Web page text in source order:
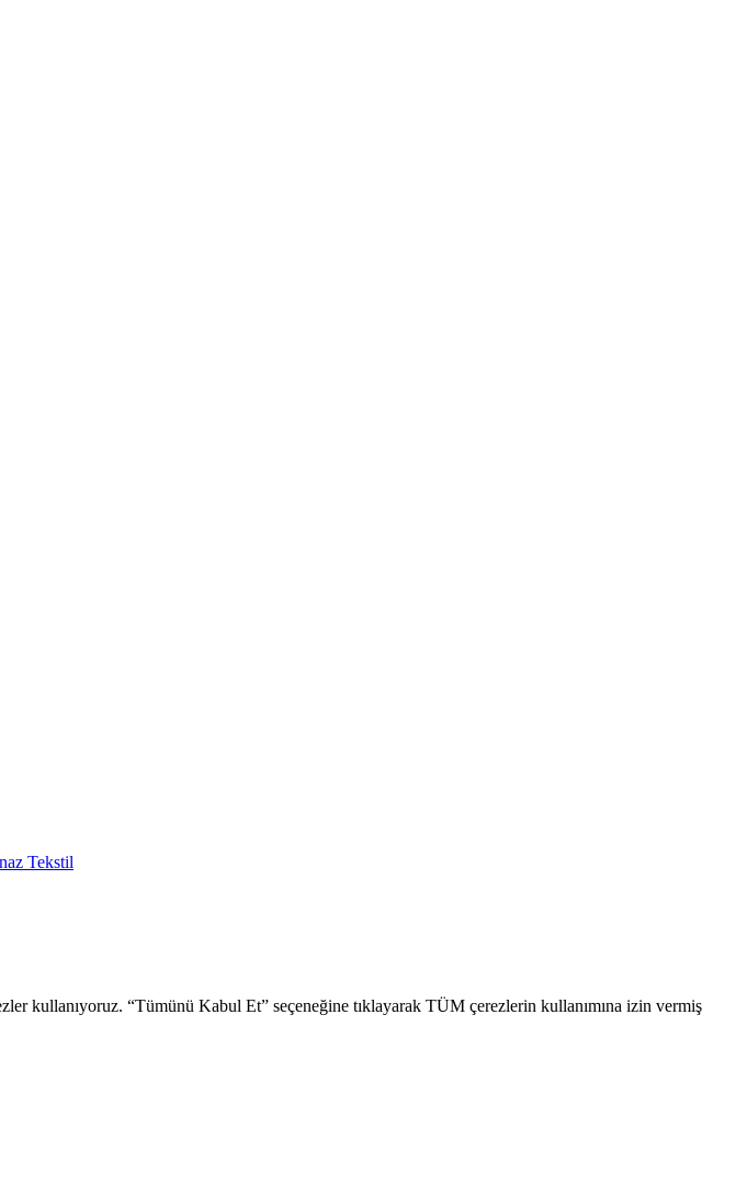
Tekstil
kullanıyoruz. “Tümünü Kabul Et” seçeneğine tıklayarak TÜM çerezlerin kullanımına izin vermiş